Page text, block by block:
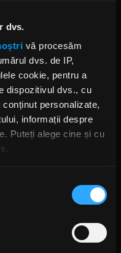
dvs.
vă procesăm
dvs. de IP,
cookie, pentru a
dispozitivul dvs., cu
personalizate,
informații despre
Puteți alege cine și cu
privire la locația dvs.
scanândul-l în mod
(amprentare)
THE CLOWN SLIPKNOT
GASLIGHTER
a lansat un canal
cu transmisie non-stop